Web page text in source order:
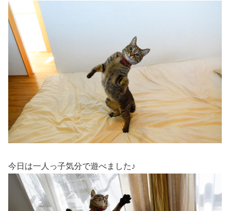
今日は一人っ子気分で遊べました♪